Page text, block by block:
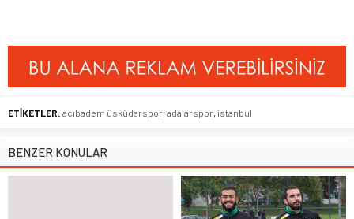
ETİKETLER: acıbadem üsküdarspor, adalarspor, istanbul
BENZER KONULAR